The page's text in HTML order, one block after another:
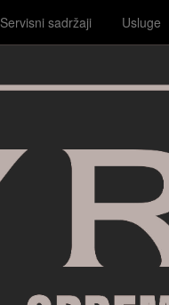
Servisni sadržaji Usluge